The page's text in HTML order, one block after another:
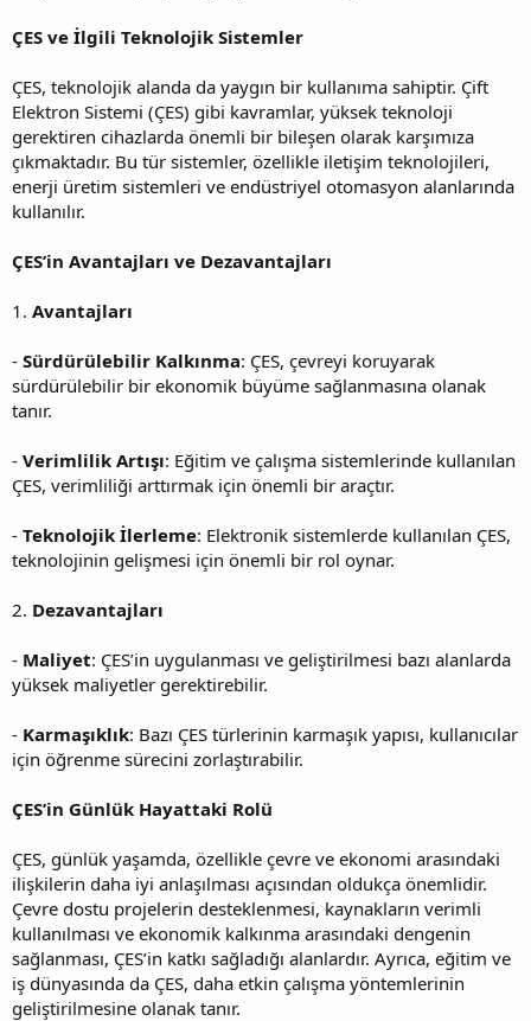
ÇES ve İlgili Teknolojik Sistemler
ÇES, teknolojik alanda da yaygın bir kullanıma sahiptir. Çift
Elektron Sistemi (ÇES) gibi kavramlar, yüksek teknoloji
gerektiren cihazlarda önemli bir bileşen olarak karşımıza
çıkmaktadır. Bu tür sistemler, özellikle iletişim teknolojileri,
enerji üretim sistemleri ve endüstriyel otomasyon alanlarında
kullanılır.
ÇES’in Avantajları ve Dezavantajları
1. Avantajları
- Sürdürülebilir Kalkınma: ÇES, çevreyi koruyarak
sürdürülebilir bir ekonomik büyüme sağlanmasına olanak
tanır.
- Verimlilik Artışı: Eğitim ve çalışma sistemlerinde kullanılan
ÇES, verimliliği arttırmak için önemli bir araçtır.
- Teknolojik İlerleme: Elektronik sistemlerde kullanılan ÇES,
teknolojinin gelişmesi için önemli bir rol oynar.
2. Dezavantajları
- Maliyet: ÇES’in uygulanması ve geliştirilmesi bazı alanlarda
yüksek maliyetler gerektirebilir.
- Karmaşıklık: Bazı ÇES türlerinin karmaşık yapısı, kullanıcılar
için öğrenme sürecini zorlaştırabilir.
ÇES’in Günlük Hayattaki Rolü
ÇES, günlük yaşamda, özellikle çevre ve ekonomi arasındaki
ilişkilerin daha iyi anlaşılması açısından oldukça önemlidir.
Çevre dostu projelerin desteklenmesi, kaynakların verimli
kullanılması ve ekonomik kalkınma arasındaki dengenin
sağlanması, ÇES’in katkı sağladığı alanlardır. Ayrıca, eğitim ve
iş dünyasında da ÇES, daha etkin çalışma yöntemlerinin
geliştirilmesine olanak tanır.